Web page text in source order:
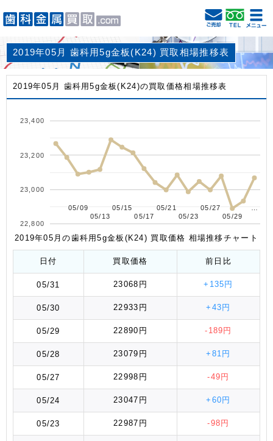
2019年05月 歯科用5g金板(K24) 買取相場推移表
2019年05月 歯科用5g金板(K24)の買取価格相場推移表
05/09
05/09
05/13
05/13
05/15
05/15
05/17
05/17
05/21
05/21
05/23
05/23
05/27
05/27
05/29
05/29
22,800
23,000
23,200
23,400
2019年05月の歯科用5g金板(K24) 買取価格 相場推移チャート
日付 買取価格 前日比
05/31 23068円 +135円
05/30 22933円 +43円
05/29 22890円 -189円
05/28 23079円 +81円
05/27 22998円 -49円
05/24 23047円 +60円
05/23 22987円 -98円